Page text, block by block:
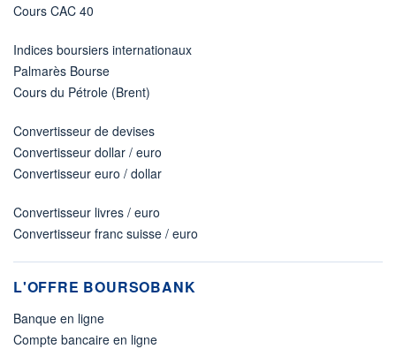
Cours CAC 40
Indices boursiers internationaux
Palmarès Bourse
Cours du Pétrole (Brent)
Convertisseur de devises
Convertisseur dollar / euro
Convertisseur euro / dollar
Convertisseur livres / euro
Convertisseur franc suisse / euro
L'OFFRE BOURSOBANK
Banque en ligne
Compte bancaire en ligne